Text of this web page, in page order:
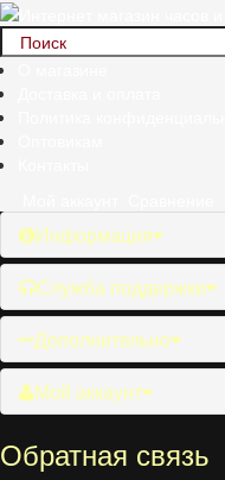
Информация
Служба поддержки
Дополнительно
Мой аккаунт
Обратная связь